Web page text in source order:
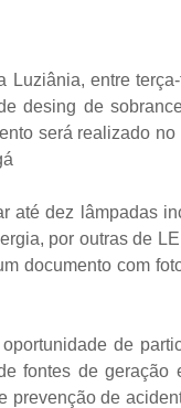
Luziânia, entre
desing de
será realizado
até dez lâmpadas
por outras de
documento com
de
fontes de
prevenção de